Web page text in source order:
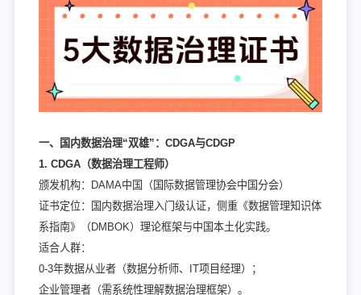
一、国内数据治理“双雄”：CDGA与CDGP
1. CDGA（数据治理工程师）
颁发机构：DAMA中国（国际数据管理协会中国分会）
证书定位：国内数据治理入门级认证，侧重《数据管理知识体
系指南》（DMBOK）理论框架与中国本土化实践。
适合人群：
0-3年数据从业者（数据分析师、IT项目经理）；
企业管理者（需系统性理解数据治理框架）。